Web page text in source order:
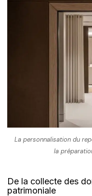
La personnalisation du
la
De la collecte des
patrimoniale